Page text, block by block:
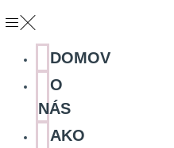
DOMOV
O
NÁS
AKO